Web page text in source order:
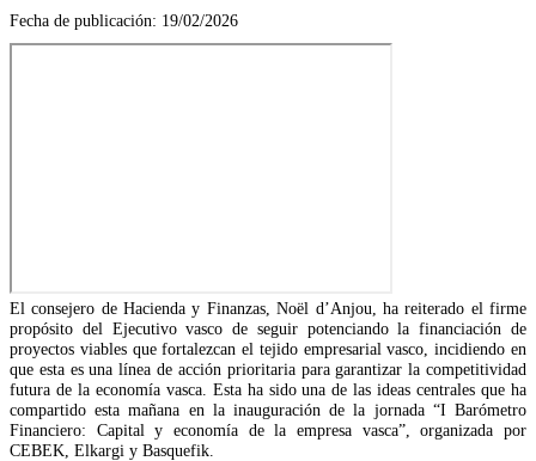
Fecha de publicación: 19/02/2026
El consejero de Hacienda y Finanzas, Noël d’Anjou, ha reiterado el firme
propósito del Ejecutivo vasco de seguir potenciando la financiación de
proyectos viables que fortalezcan el tejido empresarial vasco, incidiendo en
que esta es una línea de acción prioritaria para garantizar la competitividad
futura de la economía vasca. Esta ha sido una de las ideas centrales que ha
compartido esta mañana en la inauguración de la jornada “I Barómetro
Financiero: Capital y economía de la empresa vasca”, organizada por
CEBEK, Elkargi y Basquefik.